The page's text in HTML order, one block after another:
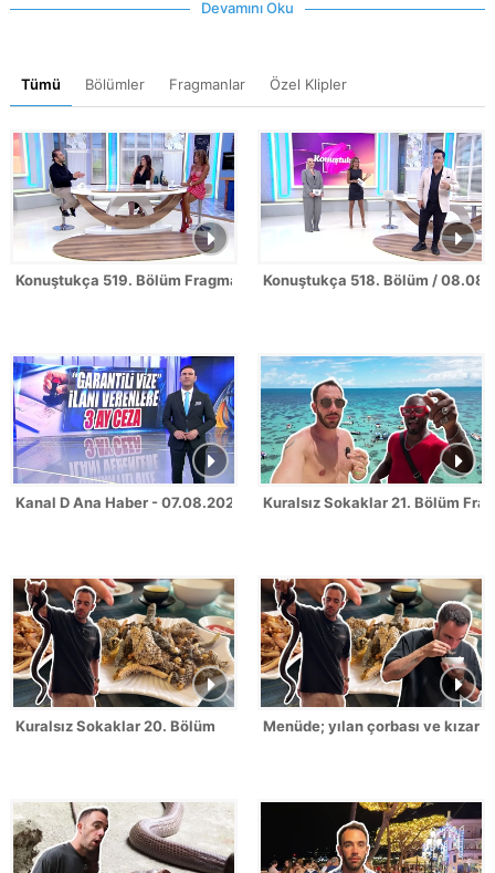
Devamını Oku
Tümü Bölümler Fragmanlar Özel Klipler
Konuştukça 519. Bölüm Fragmanı Konuştukça 518. Bölüm /
Kanal D Ana Haber - 07.08.2026 Kuralsız Sokaklar 21. Bölüm
Kuralsız Sokaklar 20. Bölüm Menüde; yılan çorbası ve